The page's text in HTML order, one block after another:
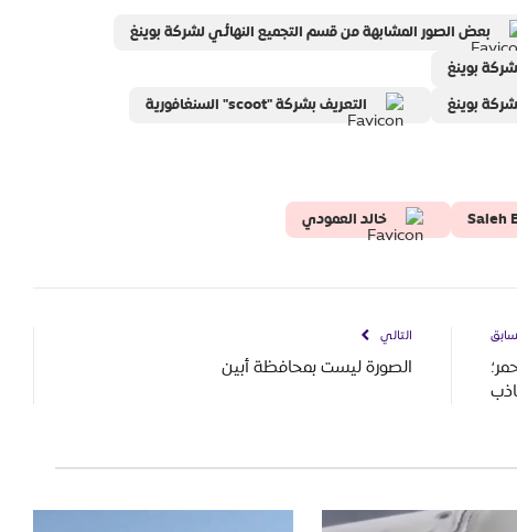
بعض الصور المشابهة من قسم التجميع النهائي لشركة بوينغ
بوينغ
بوينغ
التعريف بشركة "scoot" السنغافورية
Saleh خالد العمودي
التالي
الصورة ليست بمحافظة أبين